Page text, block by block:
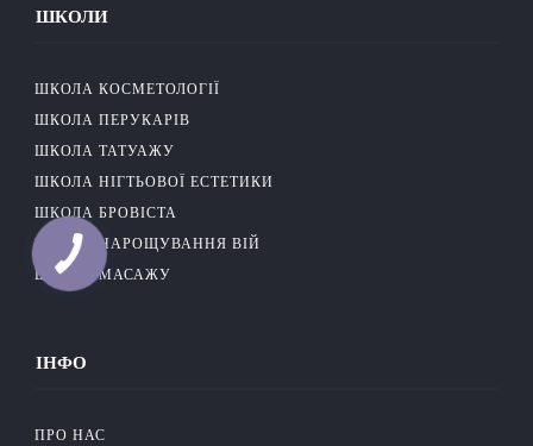
ШКОЛИ
ШКОЛА КОСМЕТОЛОГІЇ
ШКОЛА ПEРУКАРІВ
ШКОЛА ТАТУАЖУ
ШКОЛА НІГТЬОВОЇ ЕСТЕТИКИ
ШКОЛА БРОВІСТА
ШКОЛА НАРОЩУВАННЯ ВІЙ
ШКОЛА МАСАЖУ
ІНФО
ПРО НАС